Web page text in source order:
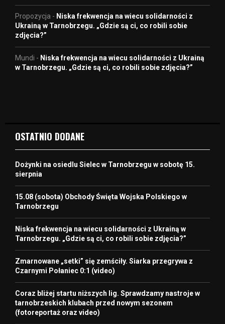
Propozycja - Niska frekwencja na wiecu solidarności z
Ukrainą w Tarnobrzegu. „Gdzie są ci, co robili sobie
zdjęcia?”
Mundi - Niska frekwencja na wiecu solidarności z Ukrainą
w Tarnobrzegu. „Gdzie są ci, co robili sobie zdjęcia?”
OSTATNIO DODANE
Dożynki na osiedlu Sielec w Tarnobrzegu w sobotę 15.
sierpnia
15.08 (sobota) Obchody Święta Wojska Polskiego w
Tarnobrzegu
Niska frekwencja na wiecu solidarności z Ukrainą w
Tarnobrzegu. „Gdzie są ci, co robili sobie zdjęcia?”
Zmarnowane „setki” się zemściły. Siarka przegrywa z
Czarnymi Połaniec 0:1 (video)
Coraz bliżej startu niższych lig. Sprawdzamy nastroje w
tarnobrzeskich klubach przed nowym sezonem
(fotoreportaż oraz video)